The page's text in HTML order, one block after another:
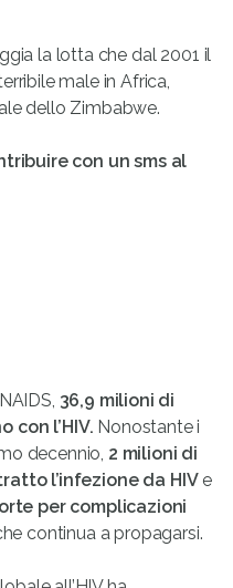
la lotta che dal 2001 il
male in Africa,
dello Zimbabwe.
con un sms al
36,9 milioni di
con l’HIV. Nonostante i
decennio, 2 milioni di
l’infezione da HIVe
per complicazioni
continua a propagarsi.